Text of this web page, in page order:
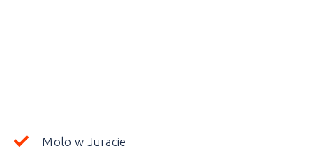
Molo w Juracie